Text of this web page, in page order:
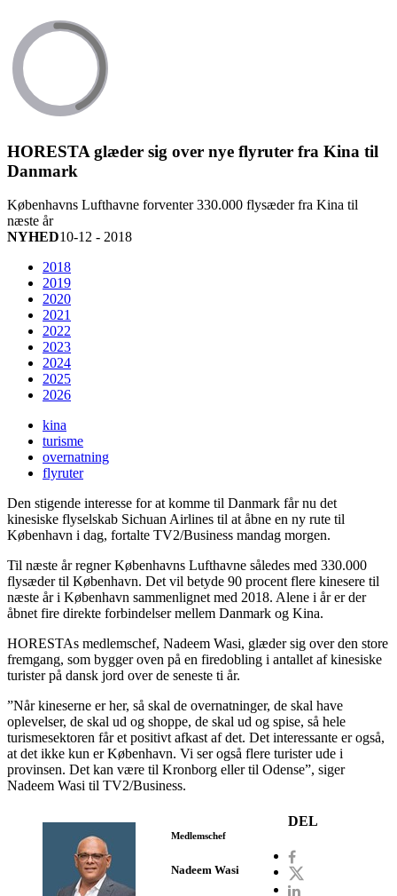
HORESTA glæder sig over nye flyruter fra Kina til
Danmark
Københavns Lufthavne forventer 330.000 flysæder fra Kina til
næste år
NYHED10-12 - 2018
2018
2019
2020
2021
2022
2023
2024
2025
2026
kina
turisme
overnatning
flyruter
Den stigende interesse for at komme til Danmark får nu det
kinesiske flyselskab Sichuan Airlines til at åbne en ny rute til
København i dag, fortalte TV2/Business mandag morgen.
Til næste år regner Københavns Lufthavne således med 330.000
flysæder til København. Det vil betyde 90 procent flere kinesere til
næste år i København sammenlignet med 2018. Alene i år er der
åbnet fire direkte forbindelser mellem Danmark og Kina.
HORESTAs medlemschef, Nadeem Wasi, glæder sig over den store
fremgang, som bygger oven på en firedobling i antallet af kinesiske
turister på dansk jord over de seneste ti år.
”Når kineserne er her, så skal de overnatninger, de skal have
oplevelser, de skal ud og shoppe, de skal ud og spise, så hele
turismesektoren får et positivt afkast af det. Det interessante er også,
at det ikke kun er København. Vi ser også flere turister ude i
provinsen. Det kan være til Kronborg eller til Odense”, siger
Nadeem Wasi til TV2/Business.
Medlemschef
Nadeem Wasi
DEL